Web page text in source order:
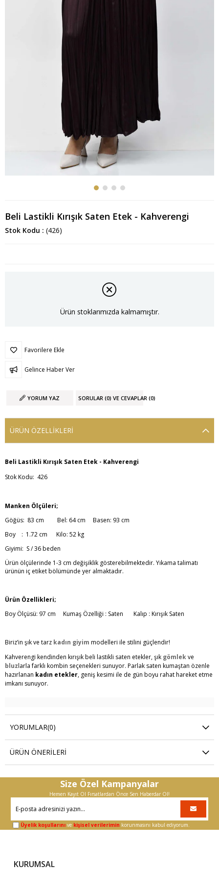
Beli Lastikli Kırışık Saten Etek - Kahverengi
Stok Kodu (426)
Ürün stoklarımızda kalmamıştır.
Favorilere Ekle
Gelince Haber Ver
YORUM YAZ SORULAR (0) VE CEVAPLAR (0)
ÜRÜN ÖZELLIKLERI
Beli Lastikli Kırışık Saten Etek - Kahverengi
Stok Kodu: 426
Manken Ölçüleri;
Göğüs: 83 cm Bel: 64 cm Basen: 93 cm
Boy : 1.72 cm Kilo: 52 kg
Giyimi: S / 36 beden
Ürün ölçülerinde 1-3 cm değişiklik gösterebilmektedir. Yıkama talimatı
ürünün iç etiket bölümünde yer almaktadır.
Ürün Özellikleri;
Boy Ölçüsü: 97 cm Kumaş Özelliği : Saten Kalıp : Kırışık Saten
Biriz’in şık ve tarz kadın giyim modelleri ile stilini güçlendir!
Kahverengi kendinden kırışık beli lastikli saten etekler, şık gömlekve
bluzlarla farklı kombin seçenekleri sunuyor. Parlak saten kumaştan özenle
hazırlanan kadın etekler, geniş kesimi ile de gün boyu rahat hareket etme
imkanı sunuyor.
YORUMLAR(0)
ÜRÜN ÖNERILERI
Size Özel Kampanyalar
Hemen Kayıt Ol Fırsatlardan Önce Sen Haberdar Ol!
Üyelik koşullarını ve kişisel verilerimin korunmasını kabul ediyorum.
KURUMSAL